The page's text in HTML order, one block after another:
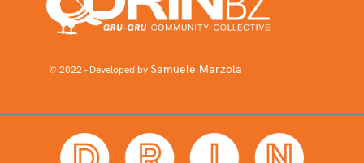
© 2022 - Developed bySamuele Marzola